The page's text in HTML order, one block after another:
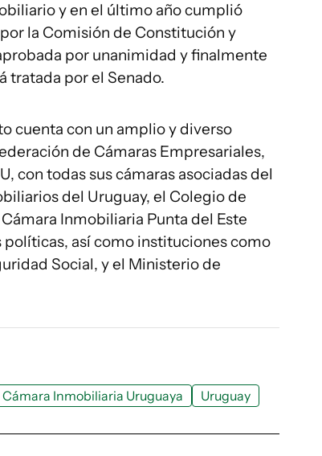
y en el último año cumplió
la Comisión de Constitución y
por unanimidad y finalmente
tratada por el Senado.
cuenta con un amplio y diverso
de Cámaras Empresariales,
con todas sus cámaras asociadas del
del Uruguay, el Colegio de
Inmobiliaria Punta del Este
así como instituciones como
Social, y el Ministerio de
Cámara Inmobiliaria Uruguaya Uruguay